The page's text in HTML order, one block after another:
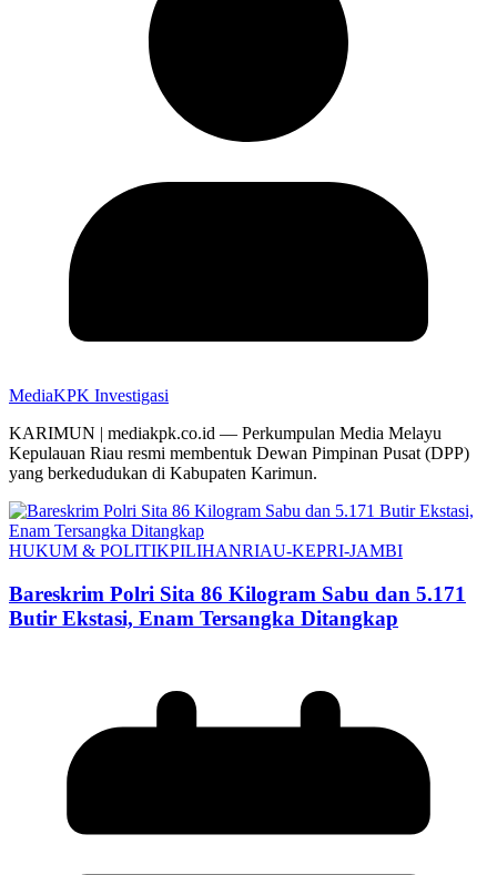
MediaKPK Investigasi
KARIMUN | mediakpk.co.id — Perkumpulan Media Melayu
Kepulauan Riau resmi membentuk Dewan Pimpinan Pusat (DPP)
yang berkedudukan di Kabupaten Karimun.
HUKUM & POLITIKPILIHANRIAU-KEPRI-JAMBI
Bareskrim Polri Sita 86 Kilogram Sabu dan 5.171
Butir Ekstasi, Enam Tersangka Ditangkap